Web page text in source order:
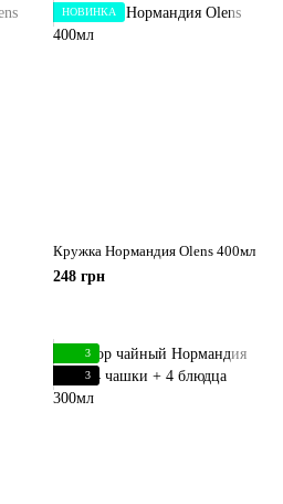
НОВИНКА
Кружка Нормандия Olens 400мл
248 грн
3
3